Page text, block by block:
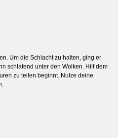
Um die Schlacht zu halten, ging er
schlafend unter den Wolken. Hilf dem
zu teilen beginnt. Nutze deine